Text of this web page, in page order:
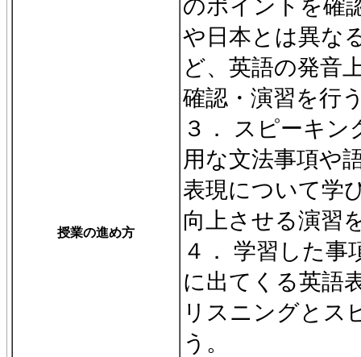
授業の進め方
のポイントを確
や日本とは異な
ど、英語の発音
確認・演習を行
３． スピーキ
用な文法事項や
表現について学
向上させる演習
４． 学習した
に出てくる英語
リスニングとス
う。